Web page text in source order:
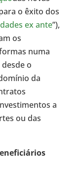
o êxito dos
ex ante”),
os
numa
o
da
a
ou das